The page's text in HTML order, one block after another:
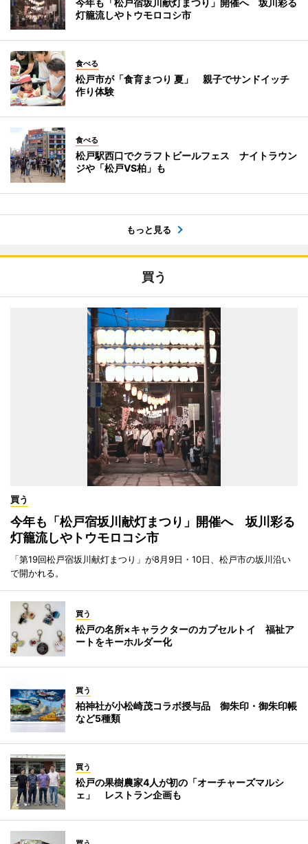
灯籠流しやトウモロコシ市
食べる
松戸市が「食育まつり 夏」 親子でサンドイッチ
作り体験
食べる
松戸駅西口でクラフトビールフェス ナイトラウン
ジや「松戸VS柏」も
もっと見る
買う
買う
今年も「松戸宿坂川献灯まつり」開催へ 坂川彩る
灯籠流しやトウモロコシ市
「第19回松戸宿坂川献灯まつり」が8月9日・10日、松戸市の坂川沿い
で開かれる。
買う
松戸の名所×キャラクターのカプセルトイ 福祉ア
ートをキーホルダー化
買う
柏神社が小松崎茂コラボ授与品 御朱印・御朱印帳
など5種類
買う
松戸の果樹農家4人が初の「オーチャーズマルシ
ェ」 レストラン企画も